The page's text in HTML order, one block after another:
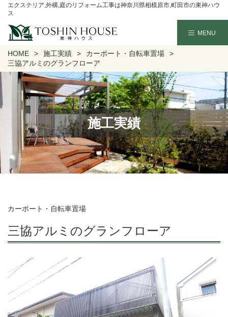
エクステリア,外構,庭のリフォーム工事は神奈川県相模原市,町田市の東神ハウ
ス
HOME 施工実績
カーポート・自転車置場
三協アルミのグランフローア
施工実績
カーポート・自転車置場
三協アルミのグランフローア